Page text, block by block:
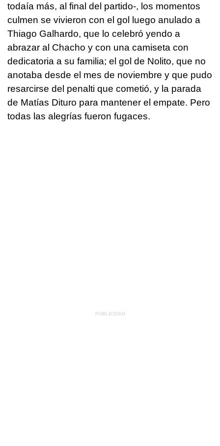
todaía más, al final del partido-, los momentos
culmen se vivieron con el gol luego anulado a
Thiago Galhardo, que lo celebró yendo a
abrazar al Chacho y con una camiseta con
dedicatoria a su familia; el gol de Nolito, que no
anotaba desde el mes de noviembre y que pudo
resarcirse del penalti que cometió, y la parada
de Matías Dituro para mantener el empate. Pero
todas las alegrías fueron fugaces.